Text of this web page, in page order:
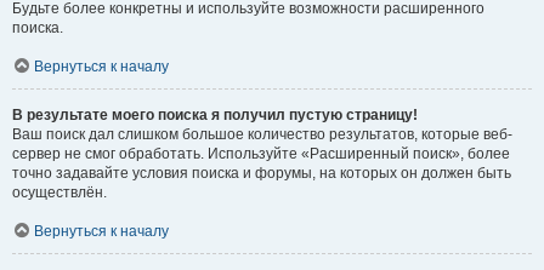
Будьте более конкретны и используйте возможности расширенного
поиска.
Вернуться к началу
В результате моего поиска я получил пустую страницу!
Ваш поиск дал слишком большое количество результатов, которые веб-
сервер не смог обработать. Используйте «Расширенный поиск», более
точно задавайте условия поиска и форумы, на которых он должен быть
осуществлён.
Вернуться к началу